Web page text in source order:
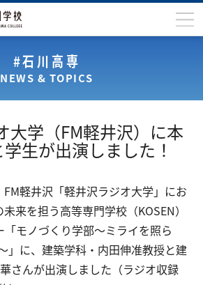
在学生の方
#石川高専
NEWS & TOPICS
大学（FM軽井沢）に本
生が出演しました！
軽井沢「軽井沢ラジオ大学」にお
来を担う⾼等専⾨学校（KOSEN）
モノづくり学部〜ミライを照ら
」に、建築学科・内田伸准教授と建
さんが出演しました（ラジオ収録